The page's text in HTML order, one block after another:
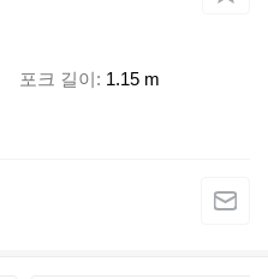
포크 길이 1.15 m